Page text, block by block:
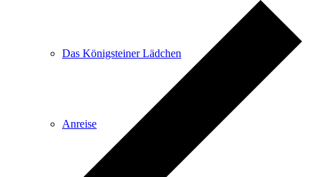
Das Königsteiner Lädchen
Anreise